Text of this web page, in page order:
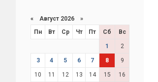
« Август 2026 »
Пн
Вт Ср Чт Пт Сб Вс
1 2
3 4 5 6 7 8 9
10 11 12 13 14 15 16